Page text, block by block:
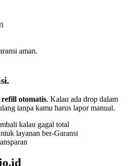
aman.
refill otomatis. Kalau ada drop dalam
tanpa kamu harus lapor manual.
kalau gagal total
layanan ber-Garansi